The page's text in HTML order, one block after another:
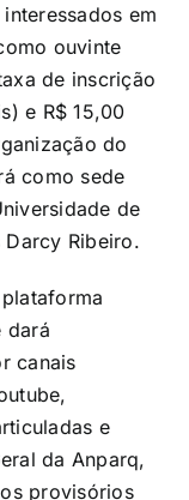
em
ouvinte
de inscrição
e R$ 15,00
do
como sede
de
Darcy Ribeiro.
dará
canais
e
da Anparq,
provisórios